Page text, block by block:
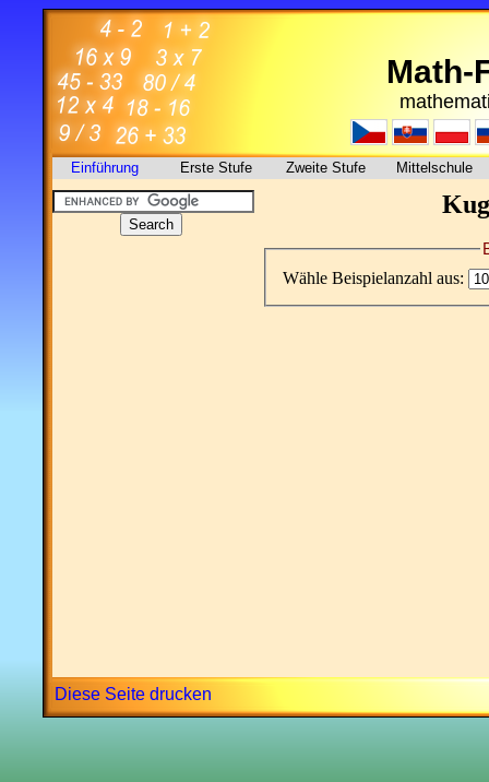
Math-
Einführung Erste Stufe Zweite Stufe Mittelschule
Wähle Beispielanzahl aus:
Diese Seite drucken